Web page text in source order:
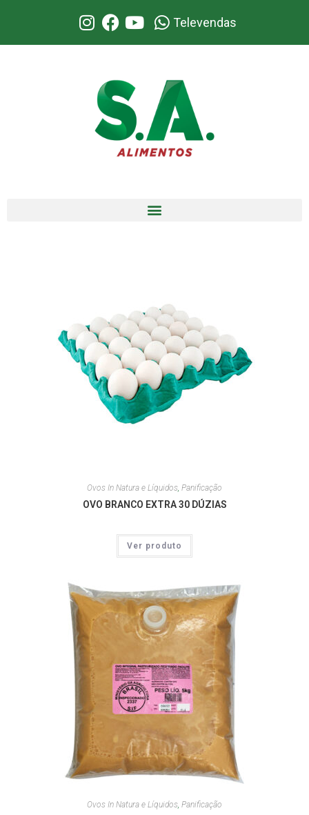
Televendas
Ovos In Natura e Líquidos Panificação
OVO BRANCO EXTRA 30 DÚZIAS
Ver produto
Ovos In Natura e Líquidos, Panificação